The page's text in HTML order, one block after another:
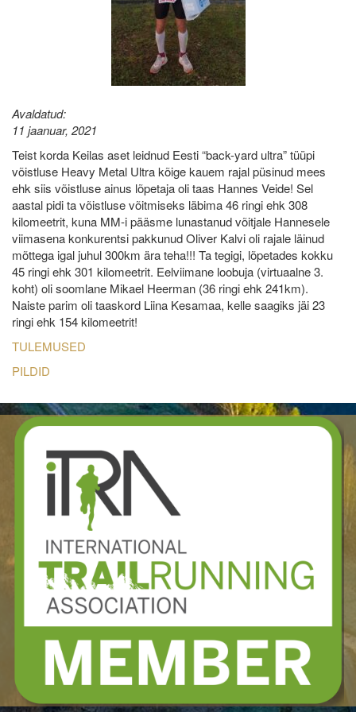
Avaldatud:
11 jaanuar, 2021
Teist korda Keilas aset leidnud Eesti “back-yard ultra” tüüpi
võistluse Heavy Metal Ultra kõige kauem rajal püsinud mees
ehk siis võistluse ainus lõpetaja oli taas Hannes Veide! Sel
aastal pidi ta võistluse võitmiseks läbima 46 ringi ehk 308
kilomeetrit, kuna MM-i pääsme lunastanud võitjale Hannesele
viimasena konkurentsi pakkunud Oliver Kalvi oli rajale läinud
mõttega igal juhul 300km ära teha!!! Ta tegigi, lõpetades kokku
45 ringi ehk 301 kilomeetrit. Eelviimane loobuja (virtuaalne 3.
koht) oli soomlane Mikael Heerman (36 ringi ehk 241km).
Naiste parim oli taaskord Liina Kesamaa, kelle saagiks jäi 23
ringi ehk 154 kilomeetrit!
TULEMUSED
PILDID